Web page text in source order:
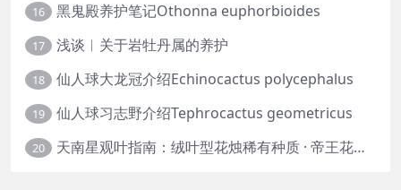
16 黑鬼殿养护笔记Othonna euphorbioides
17 浅谈︱关于岩牡丹属的养护
18 仙人球大龙冠介绍Echinocactus polycephalus
19 仙人球习志野介绍Tephrocactus geometricus
20 天南星观叶指南：绒叶型花烛稀有种质 · 帝王花烛等